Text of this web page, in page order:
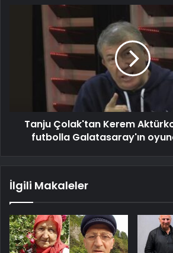
Tanju Çolak'tan Kerem
futbolla Galatasaray'ın
İlgili Makaleler